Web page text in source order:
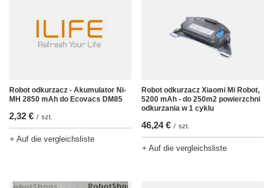
Robot odkurzacz - Akumulator Ni-
MH 2850 mAh do Ecovacs DM85
2,32 € / szt.
+ Auf die vergleichsliste
Robot odkurzacz Xiaomi Mi Robot,
5200 mAh - do 250m2 powierzchni
odkurzania w 1 cyklu
46,24 € / szt.
+ Auf die vergleichsliste